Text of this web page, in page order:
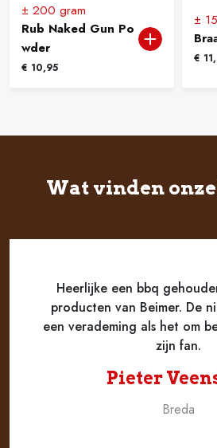
± 200 gram
Rub Naked Gun Po
wder
€ 10,95
±
€
Wat vinden
Heerlijke een bbq
producten van Beimer. De
een verademing als het om
zijn fan.
Pieter
Breda